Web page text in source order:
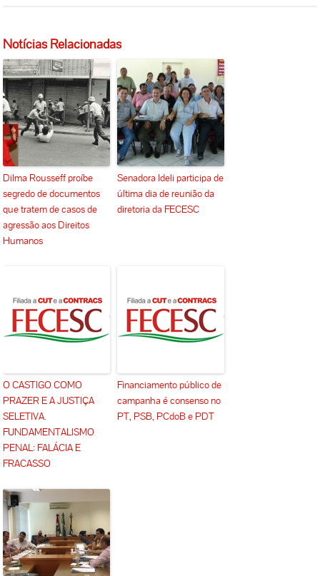
Notícias Relacionadas
Dilma Rousseff proíbe
segredo de documentos
que tratem de casos de
agressão aos Direitos
Humanos
Senadora Ideli participa de
última dia de reunião da
diretoria da FECESC
O CASTIGO COMO
PRAZER E A JUSTIÇA
SELETIVA.
FUNDAMENTALISMO
PENAL: FALÁCIA E
FRACASSO
Financiamento público de
campanha é consenso no
PT, PSB, PCdoB e PDT